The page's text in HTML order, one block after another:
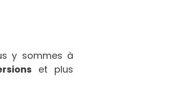
y sommes à
et plus